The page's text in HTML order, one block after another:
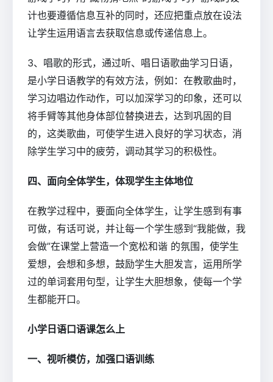
计也要遵循信息互补的同时，还应把重点放在设法
让学生运用语言去获取信息或传递信息上。
3、唱歌的形式，通过听、唱日语歌曲学习日语，
是小学日语教学的有效方法，例如：在教歌曲时，
学习边唱边作动作，可以加深学习的印象，还可以
将手臂等其他身体部位替换进去，达到巩固的目
的，这类歌曲，可使学生进入良好的学习状态，消
除学生学习中的疲劳，调动其学习的积极性。
四、面向全体学生，体现学生主体地位
在教学过程中，要面向全体学生，让学生感到有事
可做，有话可说，并让每一个学生感到“我能做，我
会做”在课堂上营造一个宽松和谐 的氛围，使学生
爱想，会想和多想，鼓励学生大胆发言，运用所学
过的单词套用句型，让学生大胆想象，使每一个学
生都能开口。
小学日语口语课怎么上
一、视听模仿，加强口语训练